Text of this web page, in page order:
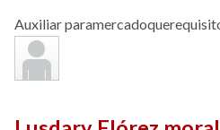
Auxiliar